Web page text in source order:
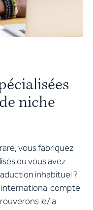
niche
vous fabriquez
ou vous avez
inhabituel ?
compte
le/la